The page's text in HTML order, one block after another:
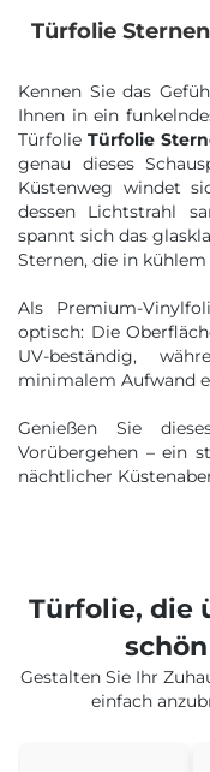
Türfolie
Kennen Sie das
Ihnen in ein
TürfolieTürfolie
genau dieses
Küstenweg windet
dessen Lichtstrahl
spannt sich das
Sternen, die in
Als Premium-
optisch: Die
UV-beständig,
minimalem Aufwand
Genießen Sie
Vorübergehen – ein
nächtlicher
Türfolie, die
Gestalten Sie Ihr
einfach